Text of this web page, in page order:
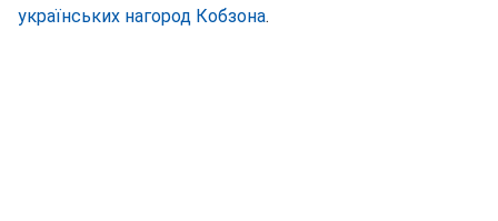
українських нагород Кобзона.